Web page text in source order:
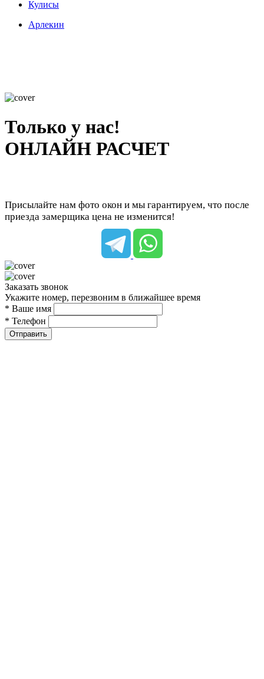
Кулисы
Арлекин
Только у нас!
ОНЛАЙН РАСЧЕТ
Присылайте нам фото окон и мы гарантируем, что после
приезда замерщика цена не изменится!
Заказать звонок
Укажите номер, перезвоним в ближайшее время
* Ваше имя
* Телефон
Отправить